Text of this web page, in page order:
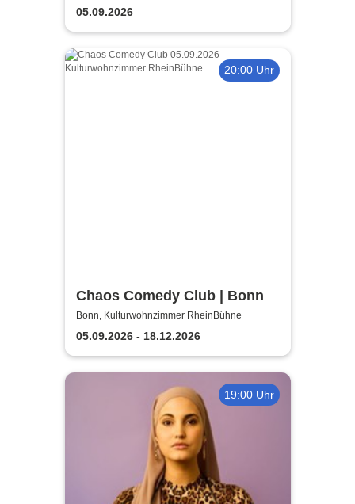
05.09.2026
20:00 Uhr
Chaos Comedy Club | Bonn
Bonn, Kulturwohnzimmer RheinBühne
05.09.2026 - 18.12.2026
19:00 Uhr